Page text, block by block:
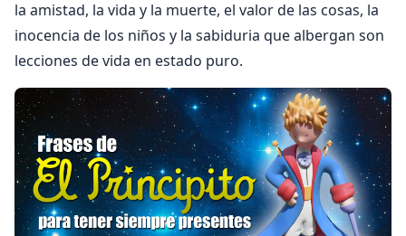
la amistad, la vida y la muerte, el valor de las cosas, la
inocencia de los niños y la sabiduria que albergan son
lecciones de vida en estado puro.